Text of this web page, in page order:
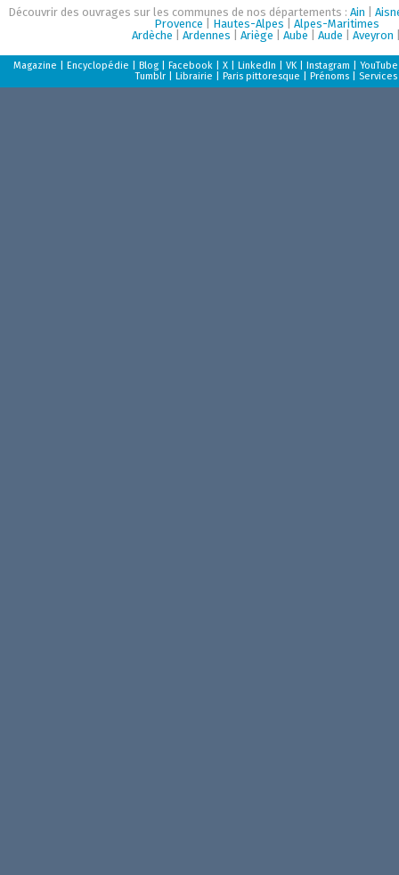
Découvrir des ouvrages sur les communes de nos départements :Ain |
Provence
Hautes-Alpes
Alpes-Maritimes
Ardèche |Ardennes |Ariège |Aube |Aude |Aveyron
Magazine |Encyclopédie |Blog |Facebook |X |LinkedIn |VK |Instagram |YouTube
Tumblr |Librairie |Paris pittoresque |Prénoms Services